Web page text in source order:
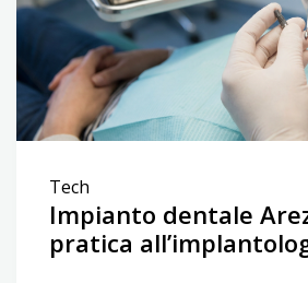
Tech
Impianto dentale
pratica